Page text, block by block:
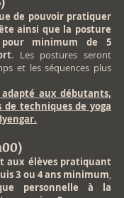
de pouvoir pratiquer
ainsi que la posture
minimum de 5
. Les postures seront
et les séquences plus
adapté aux débutants,
techniques de yoga
aux élèves pratiquant
3 ou 4 ans minimum,
personnelle à la